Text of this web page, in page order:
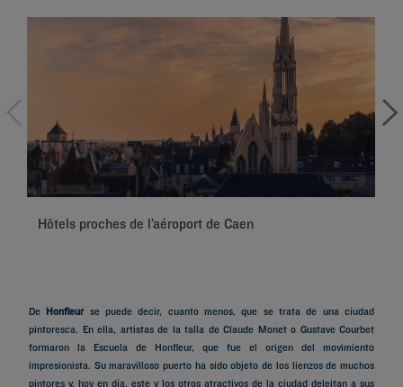
Hôtels proches de l’aéroport de Caen
De Honfleurse puede decir, cuanto menos, que se trata de una ciudad
pintoresca. En ella, artistas de la talla de Claude Monet o Gustave Courbet
formaron la Escuela de Honfleur, que fue el origen del movimiento
impresionista. Su maravilloso puerto ha sido objeto de los lienzos de muchos
pintores y, hoy en día, este y los otros atractivos de la ciudad deleitan a sus